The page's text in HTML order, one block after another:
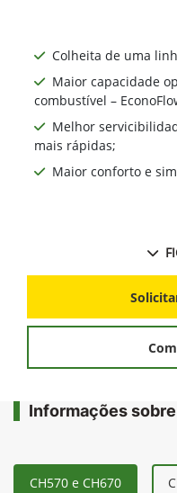
Colheita de uma
Maior capacidade
combustível –
Melhor
mais rápidas;
Maior conforto e
Informações
CH570 e CH670